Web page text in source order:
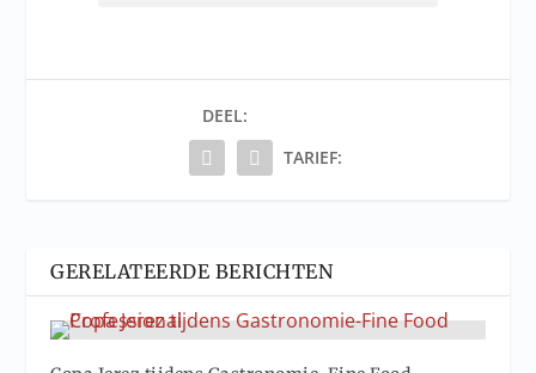
DEEL:
TARIEF:
GERELATEERDE BERICHTEN